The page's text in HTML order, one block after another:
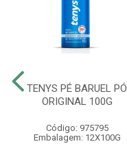
TENYS PÉ BARUEL PÓ
ORIGINAL 100G
Código: 975795
Embalagem: 12X100G